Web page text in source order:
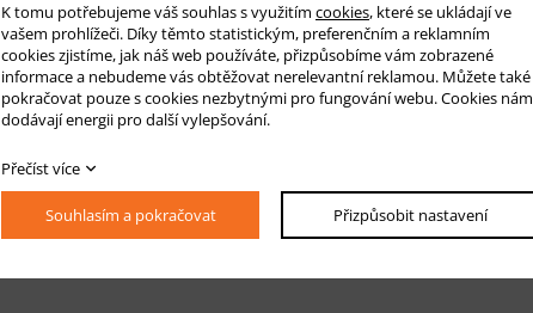
K tomu potřebujeme váš souhlas s využitím cookies, které se ukládají ve
vašem prohlížeči. Díky těmto statistickým, preferenčním a reklamním
cookies zjistíme, jak náš web používáte, přizpůsobíme vám zobrazené
informace a nebudeme vás obtěžovat nerelevantní reklamou. Můžete také
pokračovat pouze s cookies nezbytnými pro fungování webu. Cookies nám
dodávají energii pro další vylepšování.
Přečíst více
Souhlasím a pokračovat Přizpůsobit nastavení